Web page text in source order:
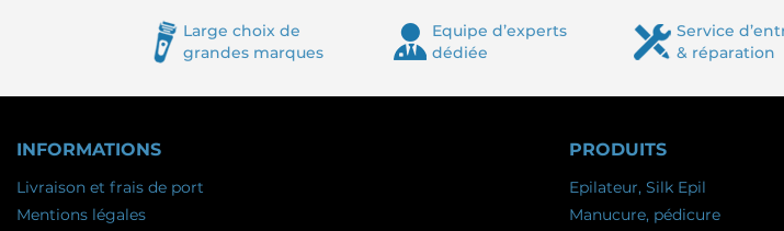
Large choix de
grandes marques
Equipe d’experts
dédiée
Service
& réparation
INFORMATIONS
Livraison et frais de port
Mentions légales
PRODUITS
Epilateur, Silk Epil
Manucure, pédicure